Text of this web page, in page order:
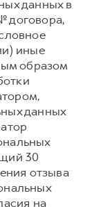
данных в
договора,
иные
образом
данных
30
отзыва
на